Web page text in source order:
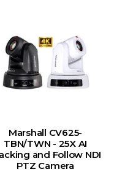
Marshall CV625-
TBN/TWN - 25X AI
and Follow NDI
PTZ Camera